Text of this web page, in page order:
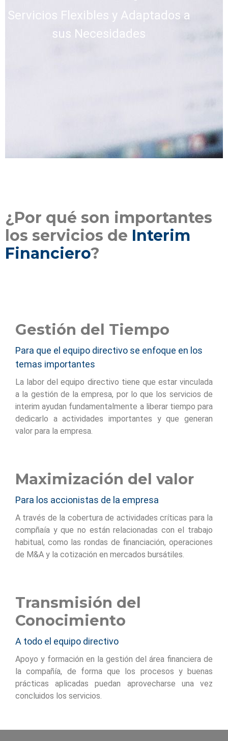
Servicios Flexibles y Adaptados a
sus Necesidades
¿Por qué son importantes
los servicios de Interim
Financiero?
Gestión del Tiempo
Para que el equipo directivo se enfoque en los
temas importantes
La labor del equipo directivo tiene que estar vinculada
a la gestión de la empresa, por lo que los servicios de
interim ayudan fundamentalmente a liberar tiempo para
dedicarlo a actividades importantes y que generan
valor para la empresa.
Maximización del valor
Para los accionistas de la empresa
A través de la cobertura de actividades críticas para la
compñaía y que no están relacionadas con el trabajo
habitual, como las rondas de financiación, operaciones
de M&A y la cotización en mercados bursátiles.
Transmisión del
Conocimiento
A todo el equipo directivo
Apoyo y formación en la gestión del área financiera de
la compañía, de forma que los procesos y buenas
prácticas aplicadas puedan aprovecharse una vez
concluidos los servicios.